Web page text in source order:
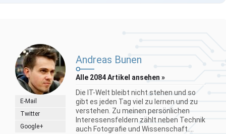
E-Mail
Twitter
Google+
Andreas Bunen
Alle 2084 Artikel ansehen »
Die IT-Welt bleibt nicht stehen und so
gibt es jeden Tag viel zu lernen und zu
verstehen. Zu meinen persönlichen
Interessensfeldern zählt neben Technik
auch Fotografie und Wissenschaft....